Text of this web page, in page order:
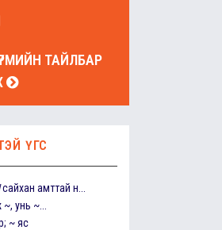
ТАЙЛБАР
ҮГС
сайхан амттай н...
унь ~...
~ яс